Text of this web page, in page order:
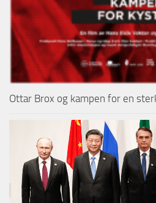
Ottar Brox og kampen for en